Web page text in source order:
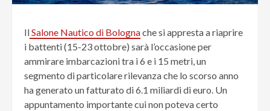
IlSalone Nautico di Bolognache si appresta a riaprire
i battenti (15-23 ottobre) sarà l’occasione per
ammirare imbarcazioni tra i 6 e i 15 metri, un
segmento di particolare rilevanza che lo scorso anno
ha generato un fatturato di 6.1 miliardi di euro. Un
appuntamento importante cui non poteva certo